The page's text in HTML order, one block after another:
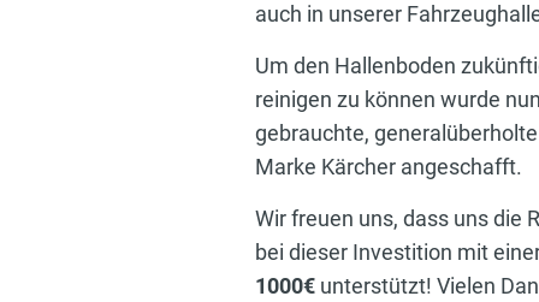
auch in unserer
Um den Hallenboden
reinigen zu können wurde
gebrauchte,
Marke Kärcher angeschafft.
Wir freuen uns, dass uns die
bei dieser Investition mit
1000€ unterstützt! Vielen